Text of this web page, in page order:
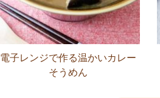
電子レンジで作る温かいカレー
そうめん